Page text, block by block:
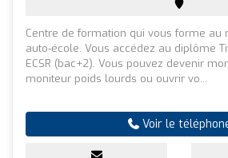
Centre de formation qui vous forme au
auto-école. Vous accédez au diplôme
ECSR (bac+2). Vous pouvez devenir
moniteur poids lourds ou ouvrir vo...
Voir le